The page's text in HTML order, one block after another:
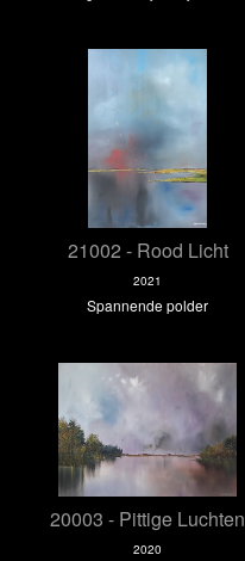
21002 - Rood Licht
2021
Spannende polder
20003 - Pittige Luchten
2020